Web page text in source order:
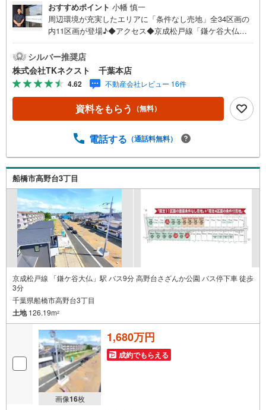
おすすめポイント 小幡 慎一
周辺環境が充実したエリアに「条件なし売地」全34区画の
内11区画が登場♪◆アクセス◆京成松戸線「鎌ケ谷大仏」
家族の多い分譲地は、困ったときも心強い♪お好きなハウ
スメーカーで建築できる「建築条件なし」♪ご家族のスタ
イルに合った住まいをご提案♪土地約40～45坪、多彩なプ
ランが可能な広さ♪忙しい方にも嬉しいスーパーやコンビ
ニが徒歩圏内♪お子様とすぐに遊びに行ける距離に公園が
あるのは嬉しい♪◆周辺環境◆船橋市立八木が谷北小学
保育園 徒歩23分食鮮館ヒフミ 徒歩5分ローソン白井根
分閑静な住宅街で、緑が多く公園も点在している船橋市高
野台3丁目に条件なし売地が登場です!!近くに日本大学理工
学部があり、学生向けの施設や商店も見られ、幹線道路か
ら少し入った落ち着いた雰囲気のエリアです♪
シルバー推奨店
株式会社TKネクスト 千葉本店
4.62 不動産会社レビュー 16件
資料をもらう （無料）
電話する （通話料無料）
船橋市高野台3丁目
京成松戸線 「鎌ケ谷大仏」駅 バス9分 高野台さざんか公園 バス停下車 徒歩
3分
千葉県船橋市高野台3丁目
土地126.19m2
画像16枚
1,680万円
成約でもらえる